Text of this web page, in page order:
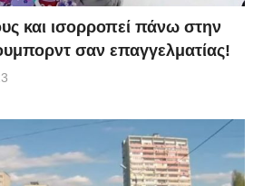
και ισορροπεί πάνω στην
σαν επαγγελματίας!